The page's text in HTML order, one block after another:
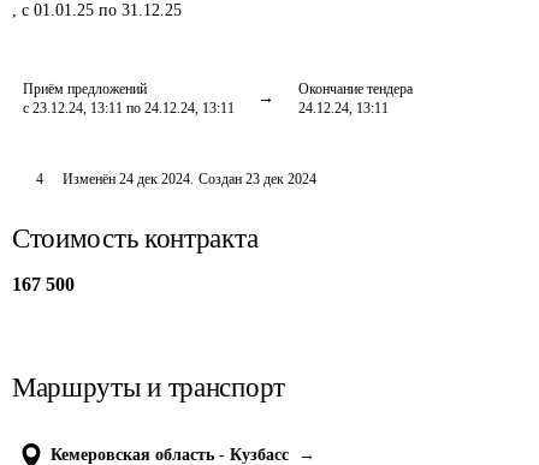
, с 01.01.25 по 31.12.25
Приём предложений
с 23.12.24, 13:11 по 24.12.24, 13:11
Окончание тендера
24.12.24, 13:11
4 Изменён 24 дек 2024. Создан 23 дек 2024
Стоимость контракта
167 500
Маршруты и транспорт
Кемеровская область - Кузбасс
→